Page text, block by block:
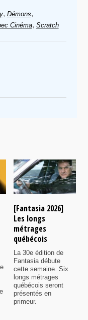
, Démons,
Cinéma, Scratch
[Fantasia 2026]
Les longs
métrages
québécois
La 30e édition de
Fantasia débute
cette semaine. Six
longs métrages
québécois seront
présentés en
primeur.